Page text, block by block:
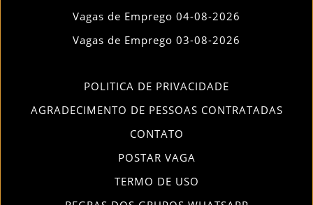
Vagas de Emprego 04-08-2026
Vagas de Emprego 03-08-2026
POLITICA DE PRIVACIDADE
AGRADECIMENTO DE PESSOAS CONTRATADAS
CONTATO
POSTAR VAGA
TERMO DE USO